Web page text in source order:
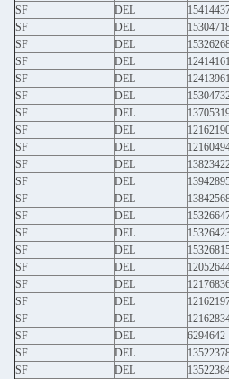
SF
DEL
SF
DEL
SF
DEL
SF
DEL 12414161
SF
DEL 12413961
SF
DEL
SF
DEL
SF
DEL
SF
DEL
SF
DEL
SF
DEL
SF
DEL
SF
DEL
SF
DEL
SF
DEL
SF
DEL
SF
DEL
SF
DEL
SF
DEL
SF
DEL 6294642
SF
DEL
SF
DEL